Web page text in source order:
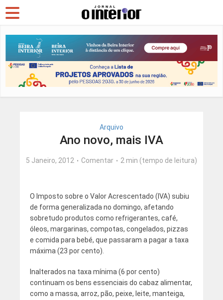
Arquivo
Ano novo, mais IVA
5 Janeiro, 2012 Comentar 2 min (tempo de leitura)
O Imposto sobre o Valor Acrescentado (IVA) subiu
de forma generalizada no domingo, afetando
sobretudo produtos como refrigerantes, café,
óleos, margarinas, compotas, congelados, pizzas
e comida para bebé, que passaram a pagar a taxa
máxima (23 por cento).
Inalterados na taxa mínima (6 por cento)
continuam os bens essenciais do cabaz alimentar,
como a massa, arroz, pão, peixe, leite, manteiga,